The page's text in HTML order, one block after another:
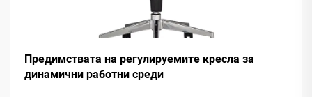
Предимствата на регулируемите кресла за
динамични работни среди